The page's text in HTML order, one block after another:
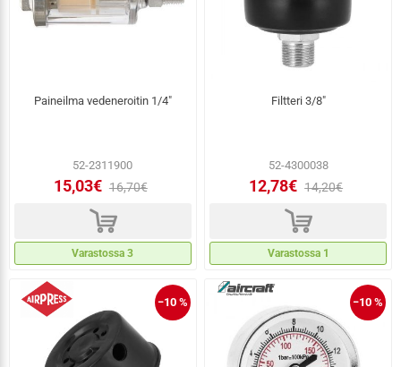
Paineilma vedeneroitin 1/4"
52-2311900
15,03€ 16,70€
d
Varastossa 3
Filtteri 3/8"
52-4300038
12,78€ 14,20€
d
Varastossa 1
−10 % −10 %